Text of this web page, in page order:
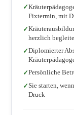
Fixtermin, mit
herzlich
Diplomierter
Persönliche
Sie starten,
Druck